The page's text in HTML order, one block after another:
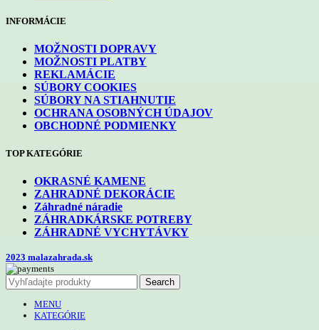
INFORMÁCIE
MOŽNOSTI DOPRAVY
MOŽNOSTI PLATBY
REKLAMÁCIE
SÚBORY COOKIES
SÚBORY NA STIAHNUTIE
OCHRANA OSOBNÝCH ÚDAJOV
OBCHODNÉ PODMIENKY
TOP KATEGÓRIE
OKRASNÉ KAMENE
ZAHRADNÉ DEKORÁCIE
Záhradné náradie
ZÁHRADKÁRSKE POTREBY
ZÁHRADNÉ VYCHYTÁVKY
2023 malazahrada.sk
Search
MENU
KATEGÓRIE